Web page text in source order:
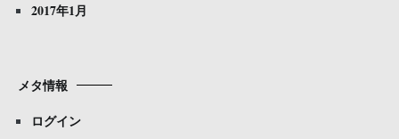
2017年1月
メタ情報
ログイン